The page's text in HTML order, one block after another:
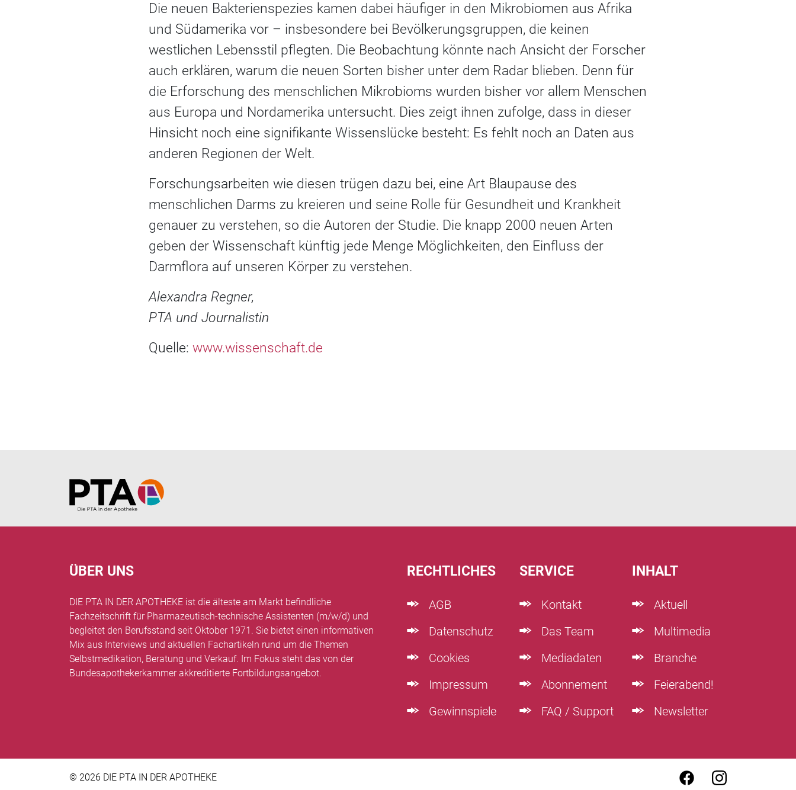
Die neuen Bakterienspezies kamen dabei häufiger in den Mikrobiomen aus Afrika
und Südamerika vor – insbesondere bei Bevölkerungsgruppen, die keinen
westlichen Lebensstil pflegten. Die Beobachtung könnte nach Ansicht der Forscher
auch erklären, warum die neuen Sorten bisher unter dem Radar blieben. Denn für
die Erforschung des menschlichen Mikrobioms wurden bisher vor allem Menschen
aus Europa und Nordamerika untersucht. Dies zeigt ihnen zufolge, dass in dieser
Hinsicht noch eine signifikante Wissenslücke besteht: Es fehlt noch an Daten aus
anderen Regionen der Welt.
Forschungsarbeiten wie diesen trügen dazu bei, eine Art Blaupause des
menschlichen Darms zu kreieren und seine Rolle für Gesundheit und Krankheit
genauer zu verstehen, so die Autoren der Studie. Die knapp 2000 neuen Arten
geben der Wissenschaft künftig jede Menge Möglichkeiten, den Einfluss der
Darmflora auf unseren Körper zu verstehen.
Alexandra Regner,
PTA und Journalistin
Quelle: www.wissenschaft.de
Home
ÜBER UNS
DIE PTA IN DER APOTHEKE ist die älteste am Markt befindliche
Fachzeitschrift für Pharmazeutisch-technische Assistenten (m/w/d) und
begleitet den Berufsstand seit Oktober 1971. Sie bietet einen informativen
Mix aus Interviews und aktuellen Fachartikeln rund um die Themen
Selbstmedikation, Beratung und Verkauf. Im Fokus steht das von der
Bundesapothekerkammer akkreditierte Fortbildungsangebot.
RECHTLICHES
AGB
Datenschutz
Cookies
Impressum
Gewinnspiele
SERVICE
Kontakt
Das Team
Mediadaten
Abonnement
FAQ / Support
INHALT
Aktuell
Multimedia
Branche
Feierabend!
Newsletter
© 2026 DIE PTA IN DER APOTHEKE